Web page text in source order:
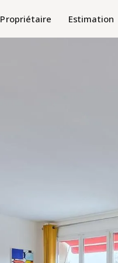
Propriétaire Estimation